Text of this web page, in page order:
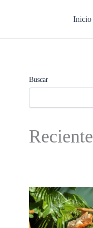
Inicio
Buscar
Reciente